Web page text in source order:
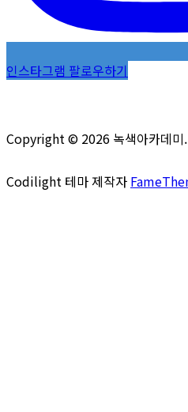
인스타그램 팔로우하기
Copyright © 2026 녹색아카데
Codilight 테마 제작자